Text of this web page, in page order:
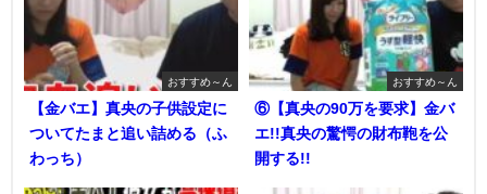
おすすめ～ん
【金バエ】真央の子供設定に
ついてたまと追い詰める（ふ
わっち）
おすすめ～ん
⑥【真央の90万を要求】金バ
エ!!真央の驚愕の財布鞄を公
開する!!